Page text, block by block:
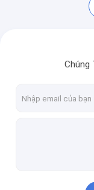
Bộ làm kín xi
Bộ làm kín
Chúng